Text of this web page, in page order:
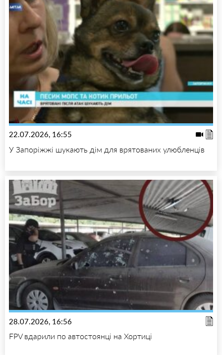
22.07.2026, 16:55
У Запоріжжі шукають дім для врятованих улюбленців
28.07.2026, 16:56
FPV вдарили по автостоянці на Хортиці